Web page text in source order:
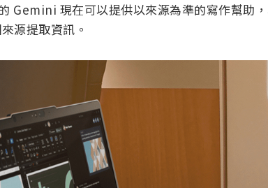
Gemini 現在可以提供以來源為準的寫作幫助
源提取資訊。